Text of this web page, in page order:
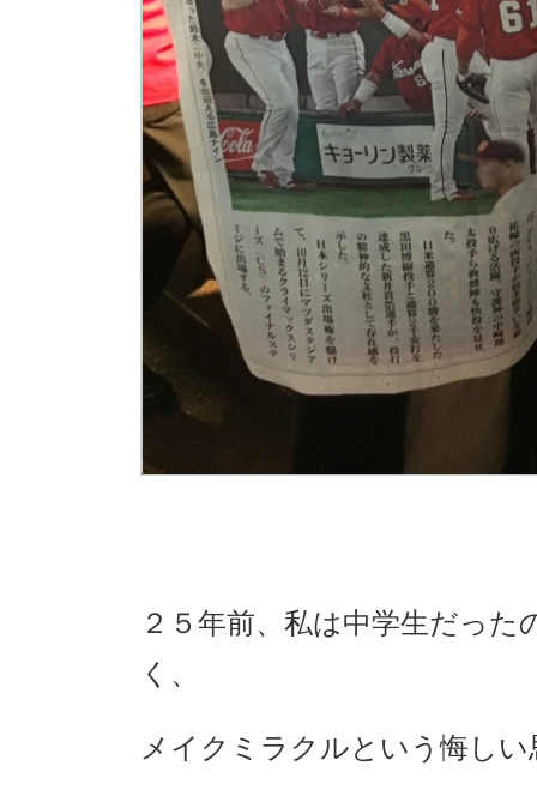
２５年前、私は中学生だっ
く、
メイクミラクルという悔し